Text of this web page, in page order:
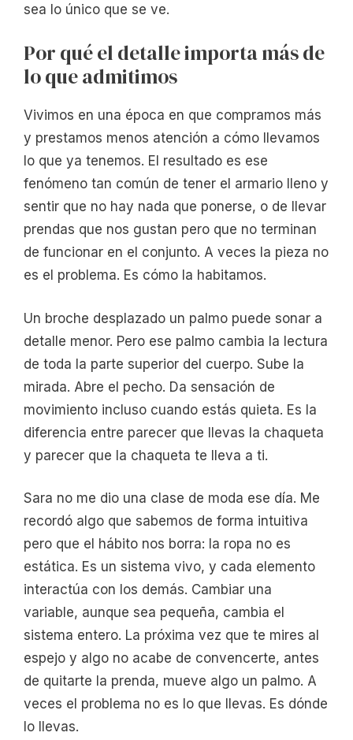
sea lo único que se ve.
Por qué el detalle importa más de
lo que admitimos
Vivimos en una época en que compramos más
y prestamos menos atención a cómo llevamos
lo que ya tenemos. El resultado es ese
fenómeno tan común de tener el armario lleno y
sentir que no hay nada que ponerse, o de llevar
prendas que nos gustan pero que no terminan
de funcionar en el conjunto. A veces la pieza no
es el problema. Es cómo la habitamos.
Un broche desplazado un palmo puede sonar a
detalle menor. Pero ese palmo cambia la lectura
de toda la parte superior del cuerpo. Sube la
mirada. Abre el pecho. Da sensación de
movimiento incluso cuando estás quieta. Es la
diferencia entre parecer que llevas la chaqueta
y parecer que la chaqueta te lleva a ti.
Sara no me dio una clase de moda ese día. Me
recordó algo que sabemos de forma intuitiva
pero que el hábito nos borra: la ropa no es
estática. Es un sistema vivo, y cada elemento
interactúa con los demás. Cambiar una
variable, aunque sea pequeña, cambia el
sistema entero. La próxima vez que te mires al
espejo y algo no acabe de convencerte, antes
de quitarte la prenda, mueve algo un palmo. A
veces el problema no es lo que llevas. Es dónde
lo llevas.